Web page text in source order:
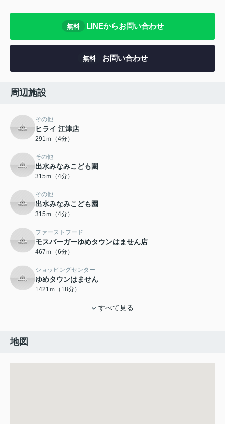
無料 LINEからお問い合わせ
無料 お問い合わせ
周辺施設
その他
ヒライ 江津店
291ｍ（4分）
その他
出水みなみこども園
315ｍ（4分）
その他
出水みなみこども園
315ｍ（4分）
ファーストフード
モスバーガーゆめタウンはません店
467ｍ（6分）
ショッピングセンター
ゆめタウンはません
1421ｍ（18分）
すべて見る
地図